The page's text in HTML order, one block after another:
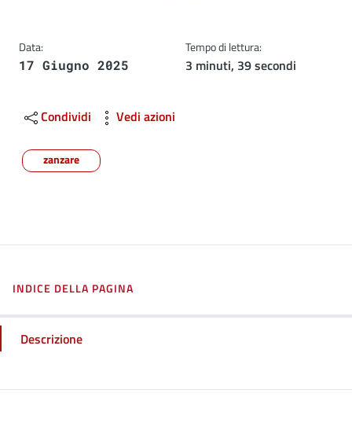
Data:
17 Giugno 2025
Tempo di lettura:
3 minuti, 39 secondi
Condividi Vedi azioni
zanzare
INDICE DELLA PAGINA
Descrizione